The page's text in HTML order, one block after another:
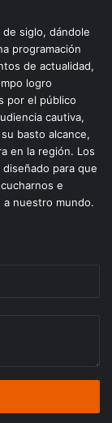
de siglo, dándole
programación
de actualidad,
logro
por el público
cautiva,
basto alcance,
en la región. Los
para que
e
nuestro mundo.